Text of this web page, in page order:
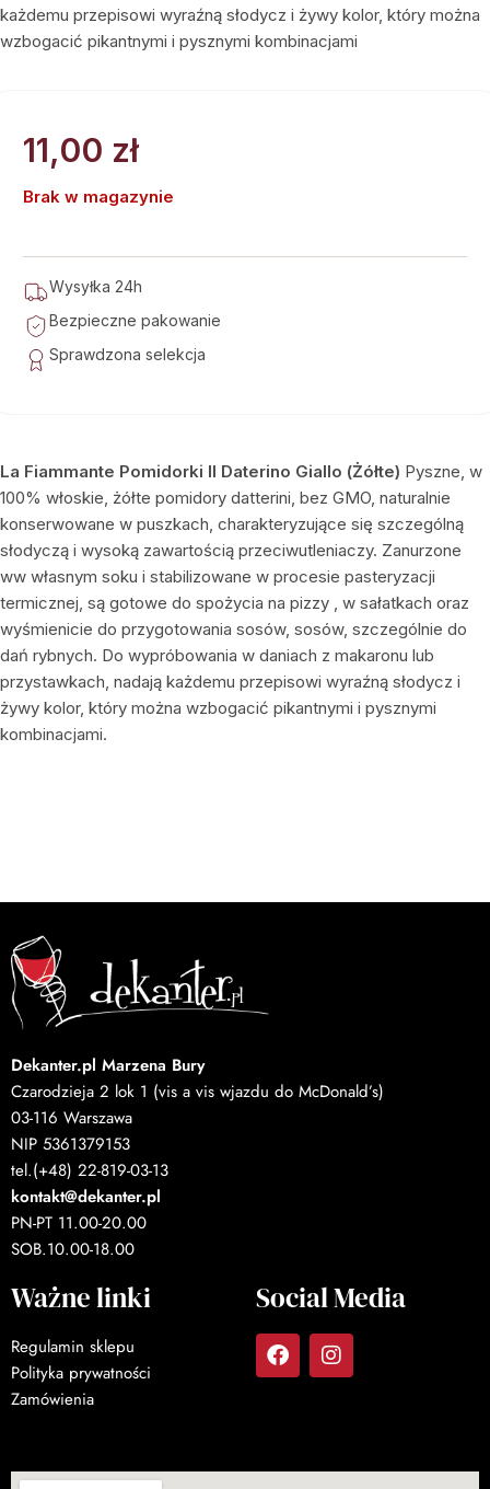
każdemu przepisowi wyraźną słodycz i żywy kolor, który można
wzbogacić pikantnymi i pysznymi kombinacjami
11,00 zł
Brak w magazynie
Wysyłka 24h
Bezpieczne pakowanie
Sprawdzona selekcja
La Fiammante Pomidorki Il Daterino Giallo (Żółte) Pyszne, w
100% włoskie, żółte pomidory datterini, bez GMO, naturalnie
konserwowane w puszkach, charakteryzujące się szczególną
słodyczą i wysoką zawartością przeciwutleniaczy. Zanurzone
ww własnym soku i stabilizowane w procesie pasteryzacji
termicznej, są gotowe do spożycia na pizzy , w sałatkach oraz
wyśmienicie do przygotowania sosów, sosów, szczególnie do
dań rybnych. Do wypróbowania w daniach z makaronu lub
przystawkach, nadają każdemu przepisowi wyraźną słodycz i
żywy kolor, który można wzbogacić pikantnymi i pysznymi
kombinacjami.
Dekanter.pl Marzena Bury
Czarodzieja 2 lok 1 (vis a vis wjazdu do McDonald’s)
03-116 Warszawa
NIP 5361379153
tel.(+48) 22-819-03-13
kontakt@dekanter.pl
PN-PT 11.00-20.00
SOB.10.00-18.00
Ważne linki
Regulamin sklepu
Polityka prywatności
Zamówienia
Social Media